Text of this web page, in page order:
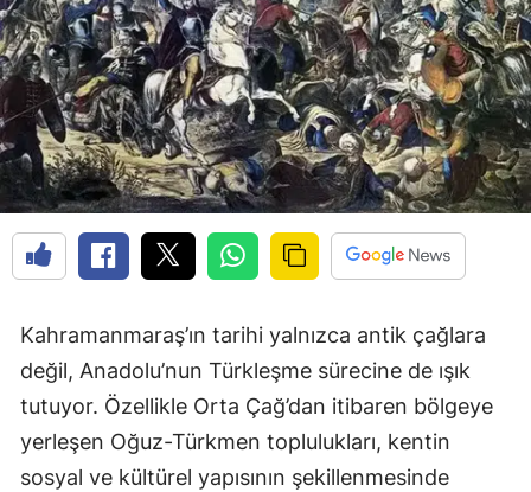
Kahramanmaraş’ın tarihi yalnızca antik çağlara
değil, Anadolu’nun Türkleşme sürecine de ışık
tutuyor. Özellikle Orta Çağ’dan itibaren bölgeye
yerleşen Oğuz-Türkmen toplulukları, kentin
sosyal ve kültürel yapısının şekillenmesinde